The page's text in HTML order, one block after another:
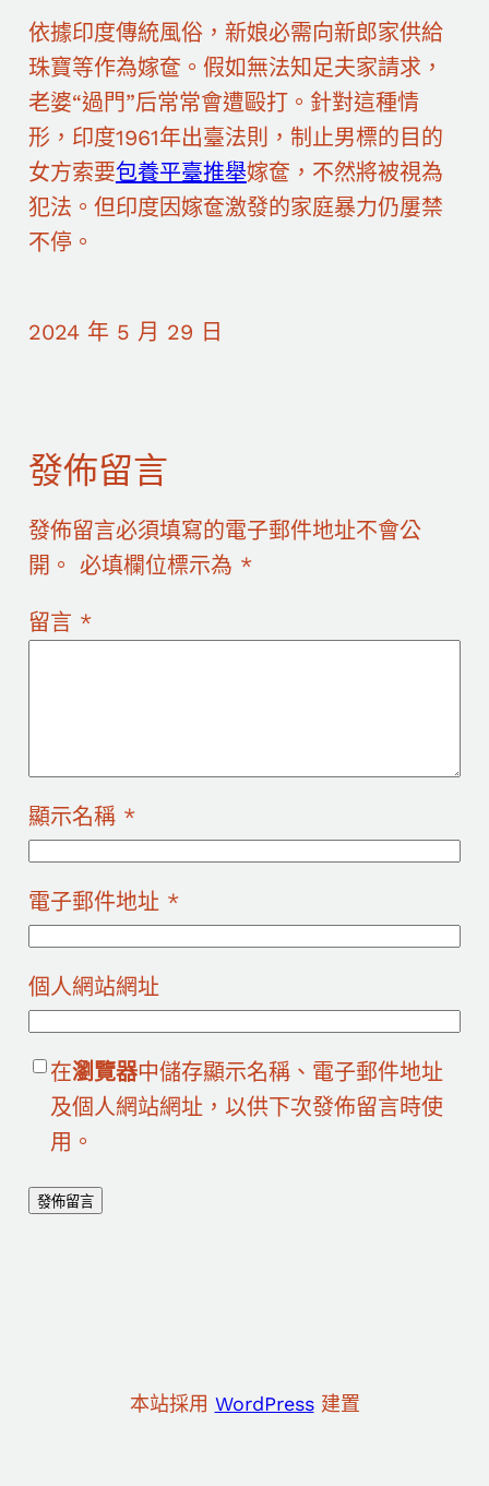
依據印度傳統風俗，新娘必需向新郎家供給
珠寶等作為嫁奩。假如無法知足夫家請求，
老婆“過門”后常常會遭毆打。針對這種情
形，印度1961年出臺法則，制止男標的目的
女方索要包養平臺推舉嫁奩，不然將被視為
犯法。但印度因嫁奩激發的家庭暴力仍屢禁
不停。
2024 年 5 月 29 日
發佈留言
發佈留言必須填寫的電子郵件地址不會公
開。 必填欄位標示為 *
留言 *
顯示名稱 *
電子郵件地址 *
個人網站網址
在瀏覽器中儲存顯示名稱、電子郵件地址
及個人網站網址，以供下次發佈留言時使
用。
本站採用 WordPress建置